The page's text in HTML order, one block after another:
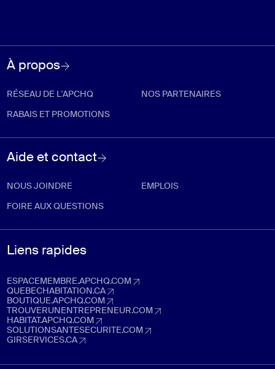
À propos
RÉSEAU DE L'APCHQ NOS PARTENAIRES
RABAIS ET PROMOTIONS
Aide et contact
NOUS JOINDRE EMPLOIS
FOIRE AUX QUESTIONS
Liens rapides
ESPACEMEMBRE.APCHQ.COM
espacemembre.apchq.com (Ouvre dans un nouvel onglet)
QUEBECHABITATION.CA
quebechabitation.ca (Ouvre dans un nouvel onglet)
BOUTIQUE.APCHQ.COM
boutique.apchq.com (Ouvre dans un nouvel onglet)
TROUVERUNENTREPRENEUR.COM
trouverunentrepreneur.com (Ouvre dans un nouvel onglet)
HABITAT.APCHQ.COM
habitat.apchq.com (Ouvre dans un nouvel onglet)
SOLUTIONSANTESECURITE.COM
solutionsantesecurite.com (Ouvre dans un nouvel onglet)
GIRSERVICES.CA